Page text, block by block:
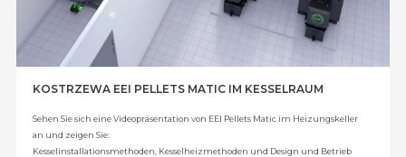
KOSTRZEWA EEI PELLETS MATIC IM KESSELRAUM
Sehen Sie sich eine Videopräsentation von EEI Pellets Matic im Heizungskeller
an und zeigen Sie:
Kesselinstallationsmethoden, Kesselheizmethoden und Design und Betrieb